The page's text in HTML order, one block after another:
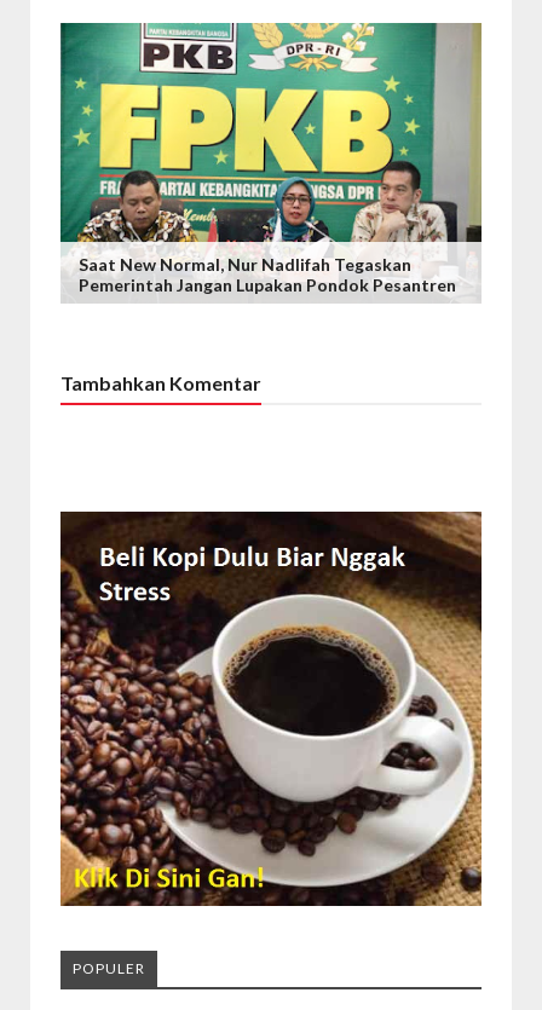
Saat New Normal, Nur Nadlifah Tegaskan
Pemerintah Jangan Lupakan Pondok Pesantren
Tambahkan Komentar
POPULER